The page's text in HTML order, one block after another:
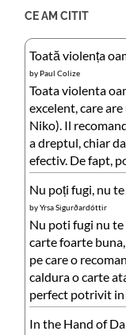
CE AM CITIT
Toată violența
by Paul Colize
Toata violenta
excelent, care
Niko). Il
a dreptul, chiar
efectiv. De fapt,
Nu poți fugi, nu
byYrsa Sigurðardóttir
Nu poti fugi nu
carte foarte
pe care o
caldura o carte
perfect potrivit in
In the Hand of